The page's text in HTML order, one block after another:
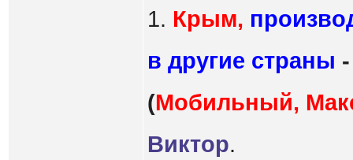
1. Крым,
в другие страны
(Мобильный,
Виктор.